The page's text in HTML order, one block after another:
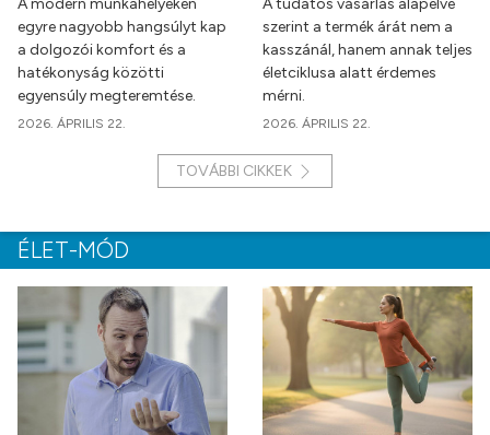
A modern munkahelyeken
egyre nagyobb hangsúlyt kap
a dolgozói komfort és a
hatékonyság közötti
egyensúly megteremtése.
2026. ÁPRILIS 22.
A tudatos vásárlás alapelve
szerint a termék árát nem a
kasszánál, hanem annak teljes
életciklusa alatt érdemes
mérni.
2026. ÁPRILIS 22.
TOVÁBBI CIKKEK
ÉLET-MÓD